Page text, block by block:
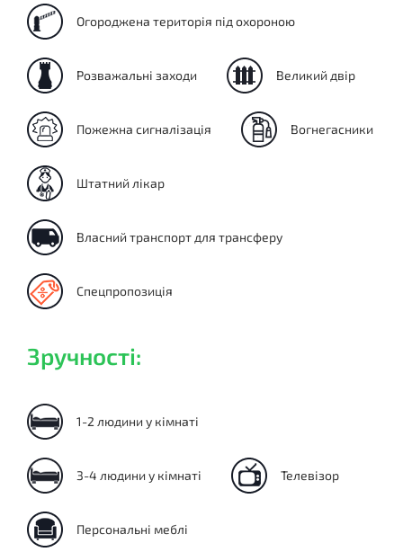
Огороджена територія під охороною
Розважальні заходи Великий двір
Пожежна сигналізація Вогнегасники
Штатний лікар
Власний транспорт для трансферу
Спецпропозиція
Зручності:
1-2 людини у кімнаті
3-4 людини у кімнаті Телевізор
Персональні меблі